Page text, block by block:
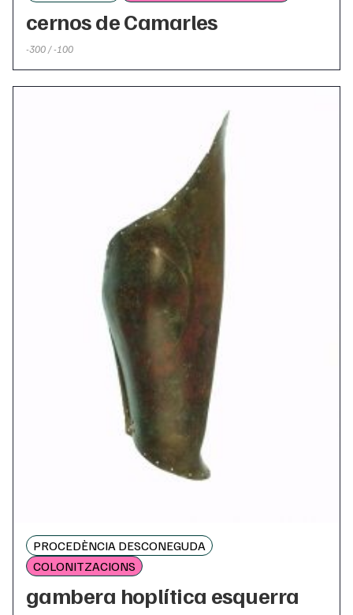
cernos de Camarles
-300 / -100
PROCEDÈNCIA DESCONEGUDA
COLONITZACIONS
gambera hoplítica esquerra